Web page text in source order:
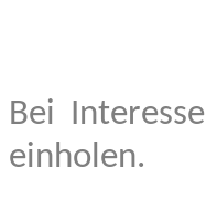
Bei Interesse
einholen.